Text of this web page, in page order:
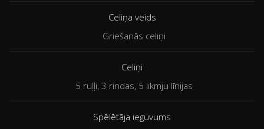
Celiņa veids
Griešanās celiņi
Celiņi
5 ruļļi, 3 rindas, 5 likmju līnijas
Spēlētāja ieguvums